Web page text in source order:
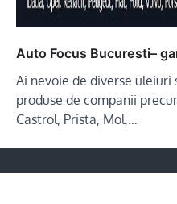
Auto Focus Bucuresti–
Ai nevoie de diverse
produse de companii
Castrol, Prista, Mol,…